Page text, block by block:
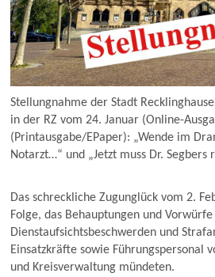
Stellungnahme der Stadt
in der RZ vom 24. Januar (Online-
(Printausgabe/EPaper): „Wende im
Notarzt…“ und „Jetzt muss Dr.
Das schreckliche Zugunglück vom 2.
Folge, das Behauptungen und
Dienstaufsichtsbeschwerden und
Einsatzkräfte sowie Führungspersonal
und Kreisverwaltung mündeten.